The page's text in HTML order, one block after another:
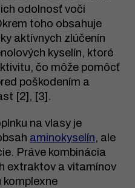
odolnosť voči
toho obsahuje
aktívnych zlúčenín
kyselín, ktoré
čo môže pomôcť
poškodením a
[2], [3].
na vlasy je
aminokyselín, ale
Práve kombinácia
extraktov a vitamínov
komplexne